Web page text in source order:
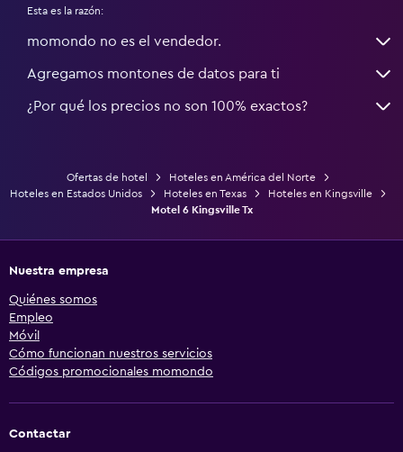
Esta es la razón:
momondo no es el vendedor.
Agregamos montones de datos para ti
¿Por qué los precios no son 100% exactos?
Ofertas de hotel
Hoteles en América del Norte
Hoteles en Estados Unidos
Hoteles en Texas
Hoteles en Kingsville
Motel 6 Kingsville Tx
Nuestra empresa
Quiénes somos
Empleo
Móvil
Cómo funcionan nuestros servicios
Códigos promocionales momondo
Contactar